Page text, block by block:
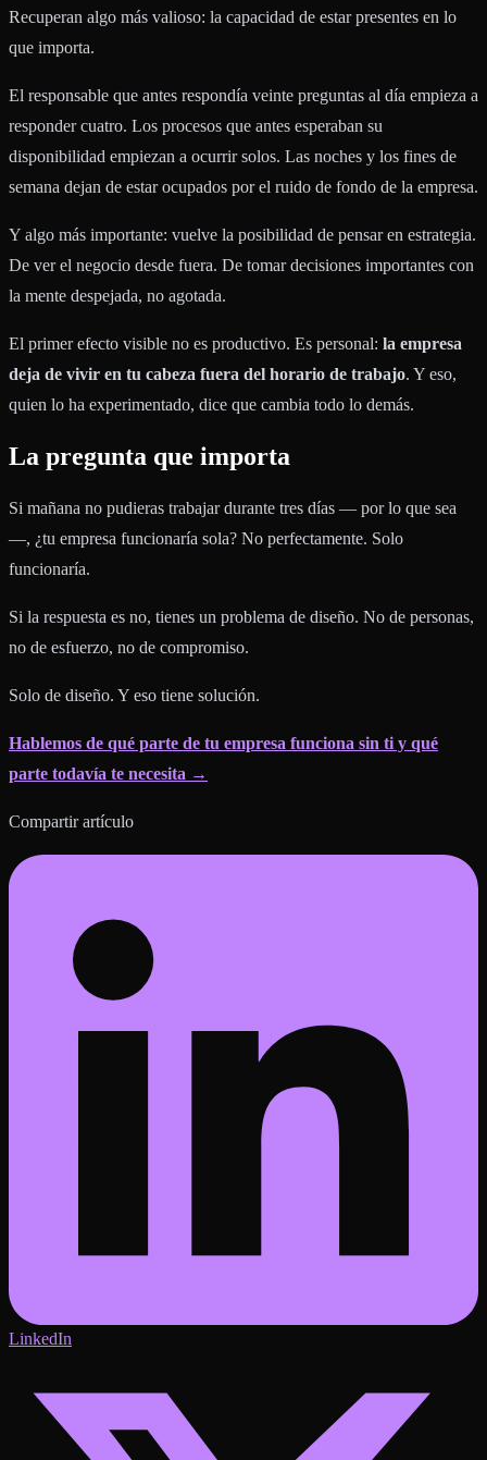
Recuperan algo más valioso: la capacidad de estar presentes en lo
que importa.
El responsable que antes respondía veinte preguntas al día empieza a
responder cuatro. Los procesos que antes esperaban su
disponibilidad empiezan a ocurrir solos. Las noches y los fines de
semana dejan de estar ocupados por el ruido de fondo de la empresa.
Y algo más importante: vuelve la posibilidad de pensar en estrategia.
De ver el negocio desde fuera. De tomar decisiones importantes con
la mente despejada, no agotada.
El primer efecto visible no es productivo. Es personal: la empresa
deja de vivir en tu cabeza fuera del horario de trabajo. Y eso,
quien lo ha experimentado, dice que cambia todo lo demás.
La pregunta que importa
Si mañana no pudieras trabajar durante tres días — por lo que sea
—, ¿tu empresa funcionaría sola? No perfectamente. Solo
funcionaría.
Si la respuesta es no, tienes un problema de diseño. No de personas,
no de esfuerzo, no de compromiso.
Solo de diseño. Y eso tiene solución.
Hablemos de qué parte de tu empresa funciona sin ti y qué
parte todavía te necesita →
Compartir artículo
LinkedIn